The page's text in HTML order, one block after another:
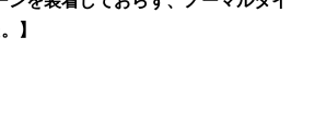
】